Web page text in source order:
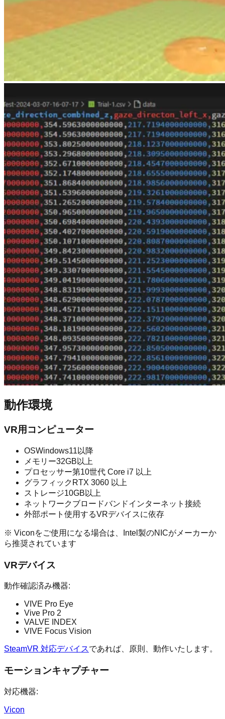
動作環境
VR用コンピューター
OSWindows11以降
メモリー32GB以上
プロセッサー第10世代 Core i7 以上
グラフィック RTX 3060 以上
ストレージ10GB以上
ネットワークブロードバンドインターネット接続
外部ポート 使用するVRデバイスに依存
※ Viconをご使用になる場合は、Intel製のNICがメーカーか
ら推奨されています
VRデバイス
動作確認済み機器:
VIVE Pro Eye
Vive Pro 2
VALVE INDEX
VIVE Focus Vision
SteamVR 対応デバイスであれば、原則、動作いたします。
モーションキャプチャー
対応機器:
Vicon